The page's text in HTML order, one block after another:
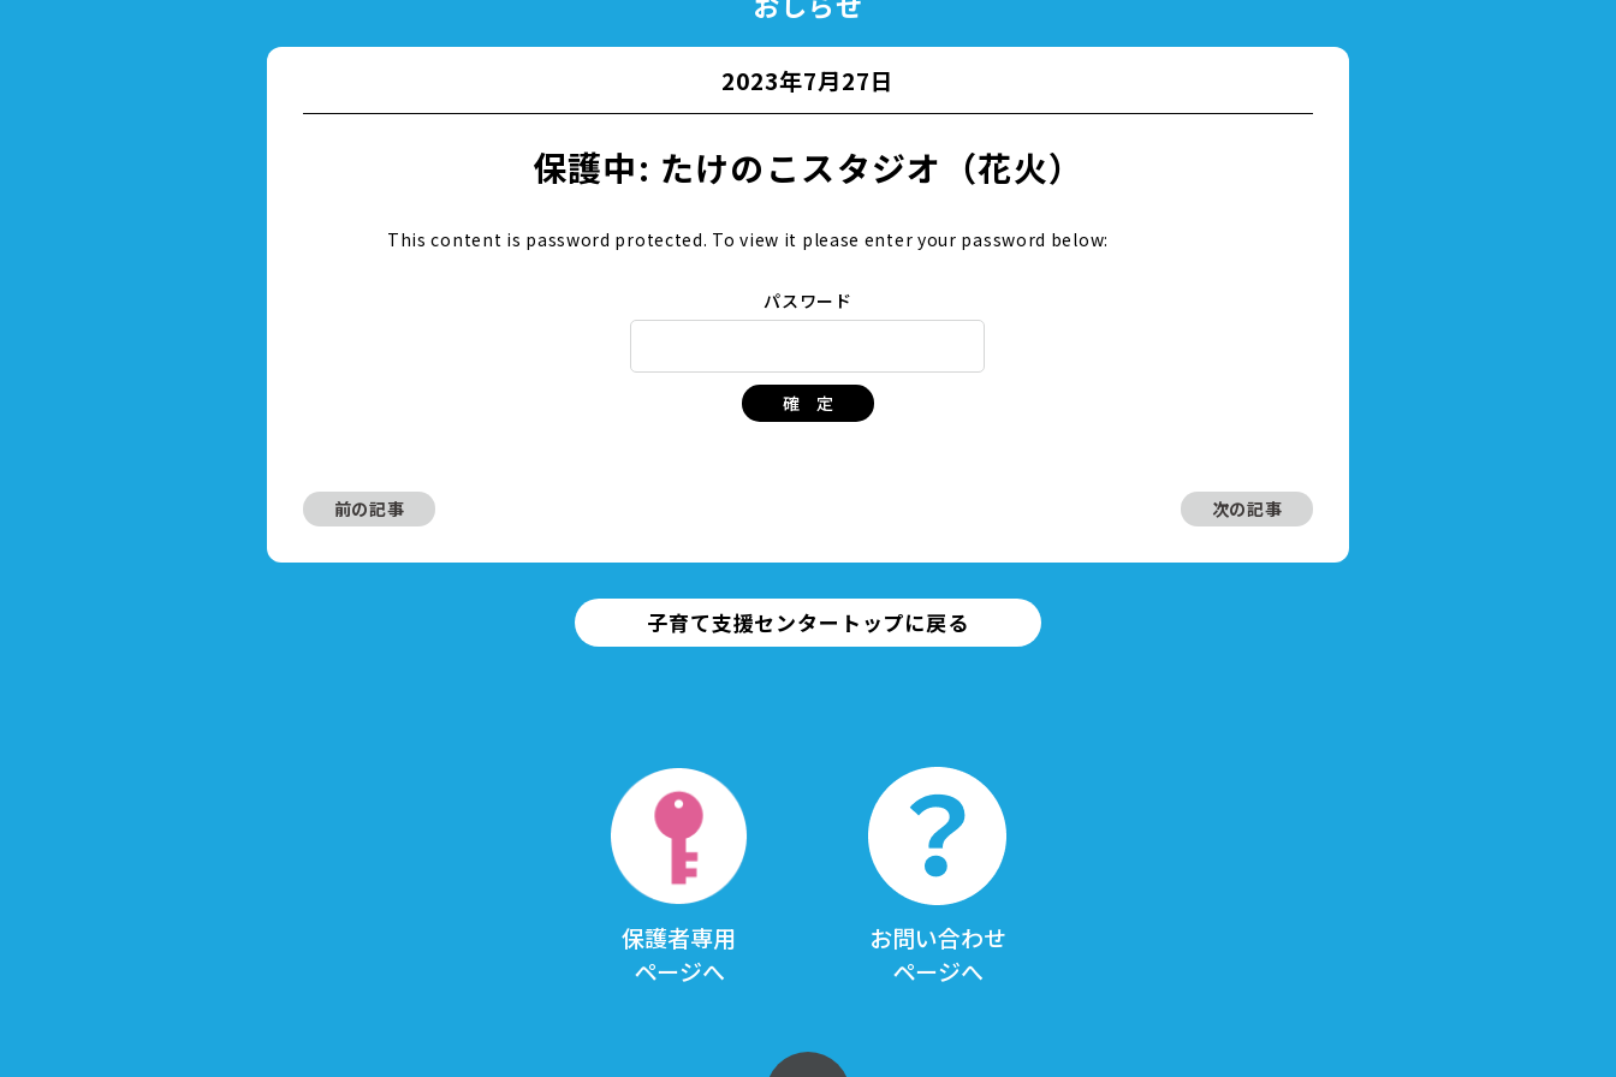
2023年7月27日
保護中: たけのこスタジオ（花火）
This content is password protected. To view it please enter your password below:
パスワード
前の記事 次の記事
子育て支援センタートップに戻る
保護者専用
ページへ
お問い合わせ
ページへ